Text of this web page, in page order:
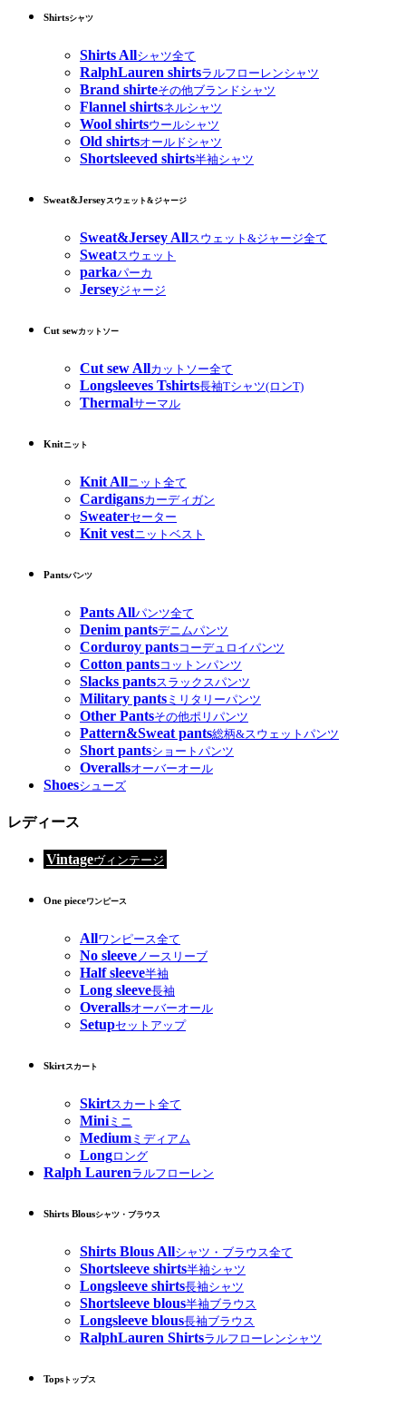
Shirtsシャツ
Shirts Allシャツ全て
RalphLauren shirtsラルフローレンシャツ
Brand shirteその他ブランドシャツ
Flannel shirtsネルシャツ
Wool shirtsウールシャツ
Old shirtsオールドシャツ
Shortsleeved shirts半袖シャツ
Sweat&Jerseyスウェット&ジャージ
Sweat&Jersey Allスウェット&ジャージ全て
Sweatスウェット
parkaパーカ
Jerseyジャージ
Cut sewカットソー
Cut sew Allカットソー全て
Longsleeves Tshirts長袖Tシャツ(ロンT)
Thermalサーマル
Knitニット
Knit Allニット全て
Cardigansカーディガン
Sweaterセーター
Knit vestニットベスト
Pantsパンツ
Pants Allパンツ全て
Denim pantsデニムパンツ
Corduroy pantsコーデュロイパンツ
Cotton pantsコットンパンツ
Slacks pantsスラックスパンツ
Military pants ミリタリーパンツ
Other Pantsその他ポリパンツ
Pattern&Sweat pants総柄&スウェットパンツ
Short pantsショートパンツ
Overallsオーバーオール
Shoesシューズ
レディース
Vintageヴィンテージ
One pieceワンピース
Allワンピース全て
No sleeveノースリーブ
Half sleeve半袖
Long sleeve長袖
Overallsオーバーオール
Setupセットアップ
Skirtスカート
Skirtスカート全て
Miniミニ
Medium ミディアム
Longロング
Ralph Laurenラルフローレン
Shirts Blousシャツ・ブラウス
Shirts Blous Allシャツ・ブラウス全て
Shortsleeve shirts半袖シャツ
Longsleeve shirts長袖シャツ
Shortsleeve blous半袖ブラウス
Longsleeve blous長袖ブラウス
RalphLauren Shirtsラルフローレンシャツ
Tops トップス